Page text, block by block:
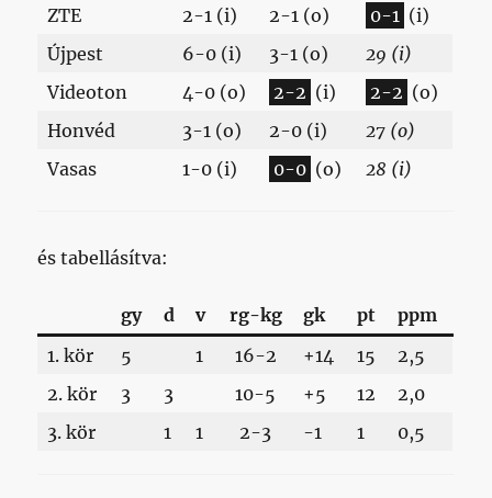
ZTE
2-1 (i) 2-1 (o) 0-1 (i)
Újpest
6-0 (i) 3-1 (o)
29 (i)
Videoton
4-0 (o) 2-2 (i) 2-2 (o)
Honvéd
3-1 (o) 2-0 (i)
27 (o)
Vasas
1-0 (i) 0-0 (o) 28 (i)
és tabellásítva:
gy d v rg-kg gk pt
ppm
1. kör
5 1 16-2 +14 15
2,5
2. kör
3 3 10-5 +5 12
2,0
3. kör
1 1 2-3 -1 1 0,5